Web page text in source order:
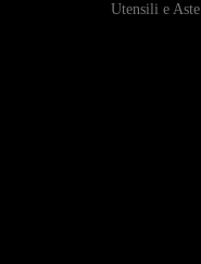
Utensili e Aste